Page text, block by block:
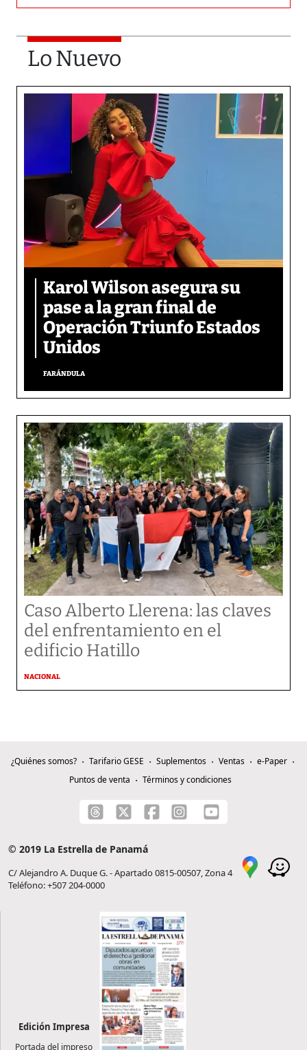
Lo Nuevo
Karol Wilson asegura su
pase a la gran final de
Operación Triunfo Estados
Unidos
FARÁNDULA
Caso Alberto Llerena: las claves
del enfrentamiento en el
edificio Hatillo
NACIONAL
¿Quiénes somos? Tarifario GESE Suplementos Ventas
e-Paper
Puntos de venta
Términos y condiciones
© 2019 La Estrella de Panamá
C/ Alejandro A. Duque G. - Apartado 0815-00507, Zona 4
Teléfono: +507 204-0000
Edición Impresa
Portada del impreso